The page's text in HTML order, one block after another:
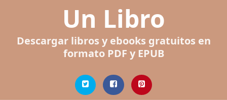
Un Libro
Descargar libros y ebooks gratuitos en
formato PDF y EPUB